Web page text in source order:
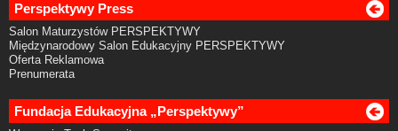
Perspektywy Press
Salon Maturzystów PERSPEKTYWY
Międzynarodowy Salon Edukacyjny PERSPEKTYWY
Oferta Reklamowa
Prenumerata
Fundacja Edukacyjna „Perspektywy”